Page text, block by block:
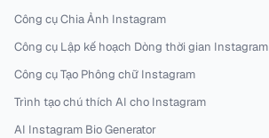
Công cụ Chia Ảnh Instagram
Công cụ Lập kế hoạch Dòng thời gian Instagram
Công cụ Tạo Phông chữ Instagram
Trình tạo chú thích AI cho Instagram
AI Instagram Bio Generator